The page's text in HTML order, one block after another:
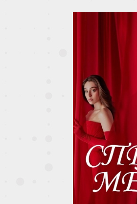
50 серия
54 серия
58 серия
62 серия
66 серия
70 серия
74 серия